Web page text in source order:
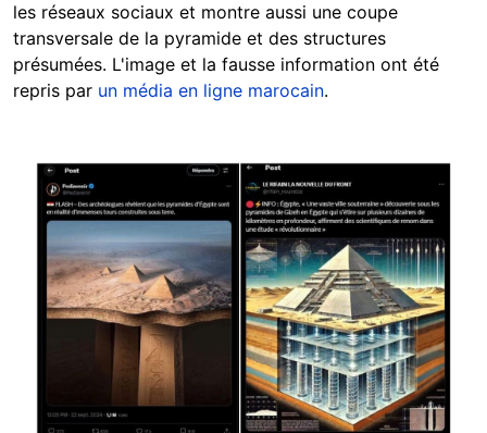
les réseaux sociaux et montre aussi une coupe
transversale de la pyramide et des structures
présumées. L'image et la fausse information ont été
repris par un média en ligne marocain.
Image